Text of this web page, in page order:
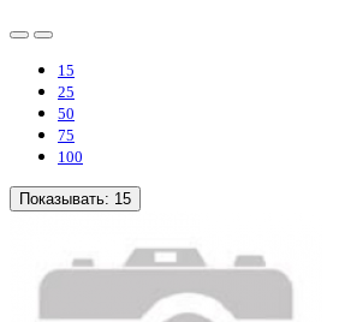
15
25
50
75
100
Показывать: 15